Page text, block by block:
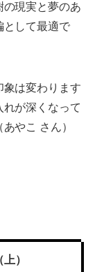
の現実と夢のあ
として最適で
象は変わります
が深くなって
やこ さん）
）